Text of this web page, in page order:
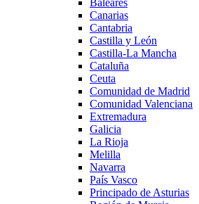
Canarias
Cantabria
Castilla y León
Castilla-La Mancha
Cataluña
Ceuta
Comunidad de Madrid
Comunidad Valenciana
Extremadura
Galicia
La Rioja
Melilla
Navarra
País Vasco
Principado de Asturias